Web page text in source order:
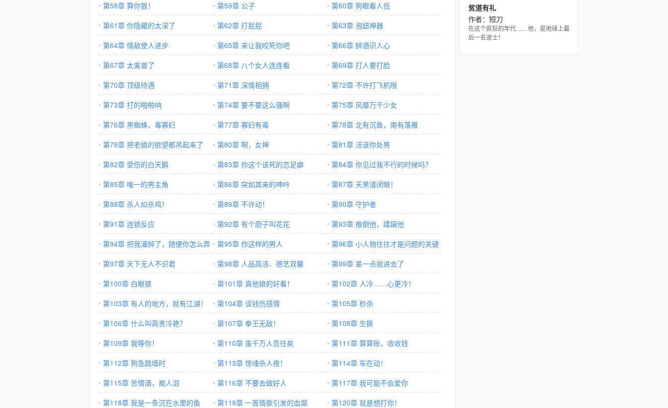
第58章 算你狠！
第59章 公子
第60章 狗眼看人低
第61章 你隐藏的太深了
第62章 打屁屁
第63章 泡妞神器
第64章 情敌使人进步
第65章 来让我咬死你吧
第66章 醉酒识人心
第67章 太禽兽了
第68章 八个女人连连看
第69章 打人要打脸
第70章 顶级待遇
第71章 深情相拥
第72章 不许打飞机哦
第73章 打的啪啪响
第74章 要不要这么骚啊
第75章 风靡万千少女
第76章 黑蜘蛛，毒寡妇
第77章 寡妇有毒
第78章 北有沉鱼，南有落雁
第79章 把老娘的欲望都吊起来了
第80章 啊，女神
第81章 活该你处男
第82章 受伤的白天鹅
第83章 你这个该死的恋足癖
第84章 你见过我不行的时候吗？
第85章 唯一的男主角
第86章 突如其来的呻吟
第87章 天黑请闭眼！
第88章 杀人如杀鸡！
第89章 不许动！
第90章 守护者
第91章 连锁反应
第92章 有个厨子叫花花
第93章 推倒他，蹂躏他
第94章 把我灌醉了，随便你怎么弄
第95章 你这样的男人
第96章 小人物往往才是问题的关键
第97章 天下无人不识君
第98章 人品高洁、德艺双馨
第99章 差一点就进去了
第100章 白眼狼
第101章 真他娘的好看！
第102章 人冷……心更冷！
第103章 有人的地方，就有江湖！
第104章 谈钱伤感情
第105章 秒杀
第106章 什么叫高贵冷艳？
第107章 拳王无敌！
第108章 生撕
第109章 我等你！
第110章 虽千万人吾往矣
第111章 算算账，收收钱
第112章 狗急跳墙时
第113章 惊魂杀人夜！
第114章 车在动！
第115章 苦情酒，痴人泪
第116章 不要去做好人
第117章 我可能不会爱你
第118章 我是一条沉在水里的鱼
第119章 一首情歌引发的血案
第120章 就是想打你！
角落。 林风，现实中一名成绩优异的贫
困生，但在富家公子面前，却是什么都
不是，只想维护心中的那份正义的他惨
遭洛少的恶言相向，拳打脚踢…… 天意
贫道有礼
作者：短刀
在这个疯狂的年代……他，是地球上最
后一名道士！